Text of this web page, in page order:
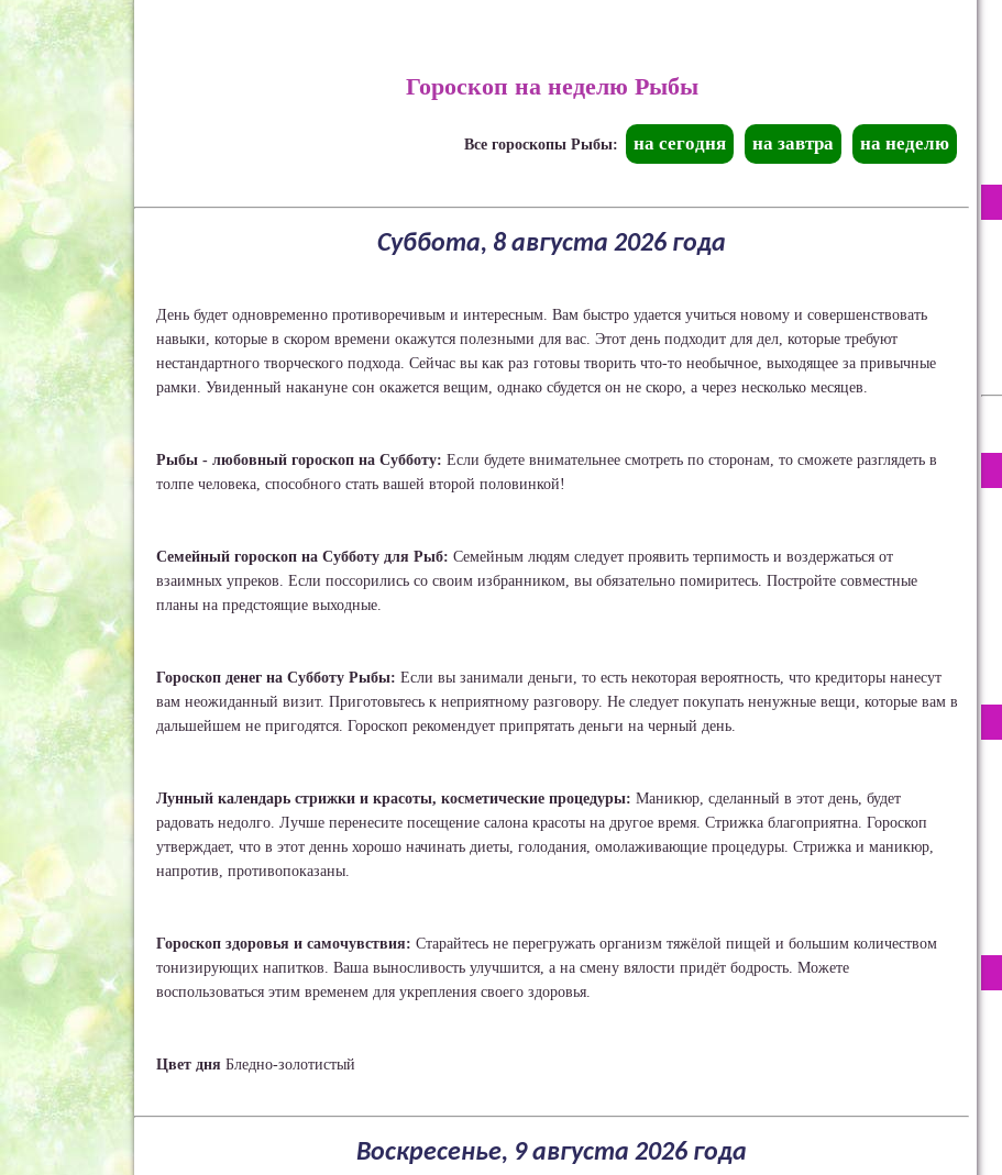
Гороскоп на неделю Рыбы
Все гороскопы Рыбы: на сегодня на завтра на неделю
Суббота, 8 августа 2026 года
День будет одновременно противоречивым и интересным. Вам быстро удается учиться новому и совершенствовать
навыки, которые в скором времени окажутся полезными для вас. Этот день подходит для дел, которые требуют
нестандартного творческого подхода. Сейчас вы как раз готовы творить что-то необычное, выходящее за привычные
рамки. Увиденный накануне сон окажется вещим, однако сбудется он не скоро, а через несколько месяцев.
Рыбы - любовный гороскоп на Субботу: Если будете внимательнее смотреть по сторонам, то сможете разглядеть в
толпе человека, способного стать вашей второй половинкой!
Семейный гороскоп на Субботу для Рыб: Семейным людям следует проявить терпимость и воздержаться от
взаимных упреков. Если поссорились со своим избранником, вы обязательно помиритесь. Постройте совместные
планы на предстоящие выходные.
Гороскоп денег на Субботу Рыбы: Если вы занимали деньги, то есть некоторая вероятность, что кредиторы нанесут
вам неожиданный визит. Приготовьтесь к неприятному разговору. Не следует покупать ненужные вещи, которые вам в
дальшейшем не пригодятся. Гороскоп рекомендует припрятать деньги на черный день.
Лунный календарь стрижки и красоты, косметические процедуры: Маникюр, сделанный в этот день, будет
радовать недолго. Лучше перенесите посещение салона красоты на другое время. Стрижка благоприятна. Гороскоп
утверждает, что в этот деннь хорошо начинать диеты, голодания, омолаживающие процедуры. Стрижка и маникюр,
напротив, противопоказаны.
Гороскоп здоровья и самочувствия: Старайтесь не перегружать организм тяжёлой пищей и большим количеством
тонизирующих напитков. Ваша выносливость улучшится, а на смену вялости придёт бодрость. Можете
воспользоваться этим временем для укрепления своего здоровья.
Цвет дня Бледно-золотистый
Воскресенье, 9 августа 2026 года